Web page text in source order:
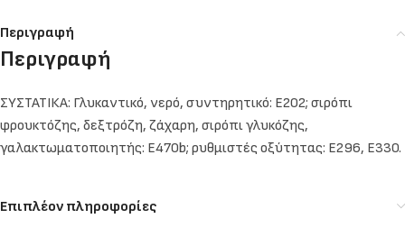
Περιγραφή
Περιγραφή
ΣΥΣΤΑΤΙΚΑ: Γλυκαντικό, νερό, συντηρητικό: E202; σιρόπι
φρουκτόζης, δεξτρόζη, ζάχαρη, σιρόπι γλυκόζης,
γαλακτωματοποιητής: E470b; ρυθμιστές οξύτητας: E296, E330.
Επιπλέον πληροφορίες